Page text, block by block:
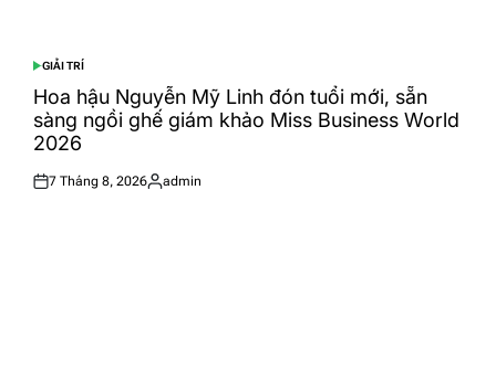
POSTED
IN
GIẢI TRÍ
Hoa hậu Nguyễn Mỹ Linh đón tuổi mới, sẵn
sàng ngồi ghế giám khảo Miss Business World
2026
Posted
7 Tháng 8, 2026
Posted
admin